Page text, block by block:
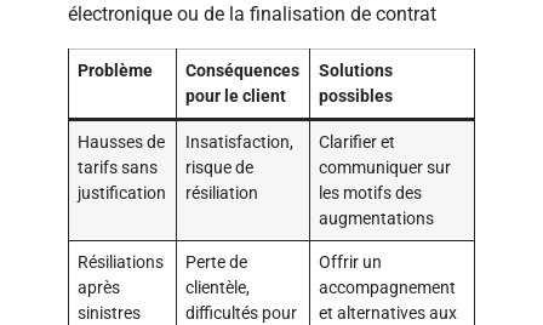
électronique ou de la finalisation de contrat
Problème
Conséquences
pour le client
Solutions
possibles
Hausses de
tarifs sans
justification
Insatisfaction,
risque de
résiliation
Clarifier et
communiquer sur
les motifs des
augmentations
Résiliations
après
sinistres
Perte de
clientèle,
difficultés pour
Offrir un
accompagnement
et alternatives aux